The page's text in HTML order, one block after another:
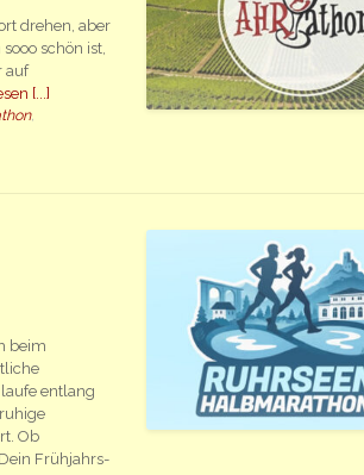
drehen, aber
schön ist,
auf
[...]
,
beim
entlang
Ob
Frühjahrs-